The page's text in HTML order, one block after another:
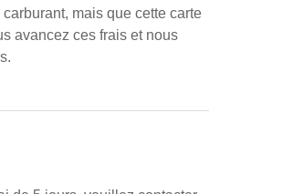
mais que cette carte
avancez ces frais et nous